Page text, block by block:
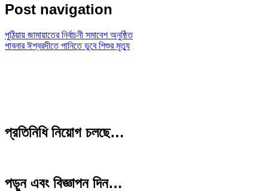
Post navigation
পুঠিয়ায় জামায়াতের নির্বাচনী সমাবেশ অনুষ্ঠিত
পাবনার ঈশ্বরদীতে পানিতে ডুবে শিশুর মৃত্যু
প্রতিনিধি নিয়োগ চলছে…
পড়ুন এবং বিজ্ঞাপন দিন…